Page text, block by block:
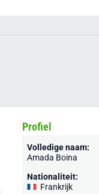
Profiel
Volledige naam:
Amada Boina
Nationaliteit:
Frankrijk